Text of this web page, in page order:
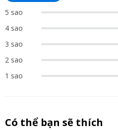
5 sao
4 sao
3 sao
2 sao
1 sao
Có thể bạn sẽ thích